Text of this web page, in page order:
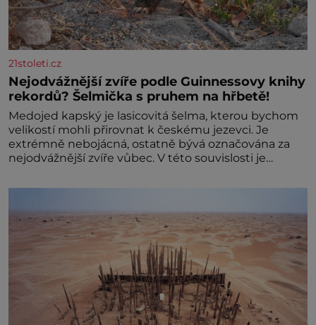
21stoleti.cz
Nejodvážnější zvíře podle Guinnessovy knihy
rekordů? Šelmička s pruhem na hřbetě!
Medojed kapský je lasicovitá šelma, kterou bychom
velikostí mohli přirovnat k českému jezevci. Je
extrémně nebojácná, ostatně bývá označována za
nejodvážnější zvíře vůbec. V této souvislosti je